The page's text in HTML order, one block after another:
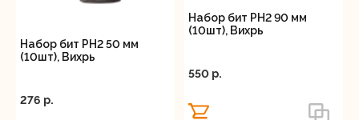
Набор бит PH2 50 мм
(10шт), Вихрь
276 p.
Набор бит PH2 90 мм
(10шт), Вихрь
550 p.